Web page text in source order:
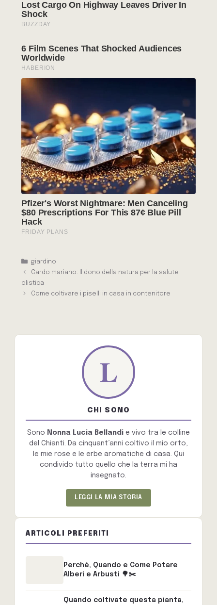
Categorie
giardino
Cardo mariano: Il dono della natura per la salute
olistica
Come coltivare i piselli in casa in contenitore
CHI SONO
Sono Nonna Lucia Bellandi e vivo tra le colline
del Chianti. Da cinquant’anni coltivo il mio orto,
le mie rose e le erbe aromatiche di casa. Qui
condivido tutto quello che la terra mi ha
insegnato.
LEGGI LA MIA STORIA
ARTICOLI PREFERITI
Perché, Quando e Come Potare
Alberi e Arbusti 🌳✂️
Quando coltivate questa pianta,